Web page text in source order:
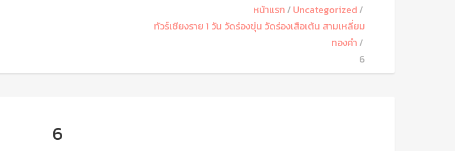
หน้าแรก
Uncategorized
ทัวร์เชียงราย 1 วัน วัดร่องขุ่น วัดร่องเสือเต้น สามเหลี่ยม
ทองคำ
6
6